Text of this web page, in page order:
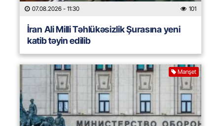
07.08.2026 - 11:30 101
İran Ali Milli Təhlükəsizlik Şurasına yeni
katib təyin edilib
Manşet